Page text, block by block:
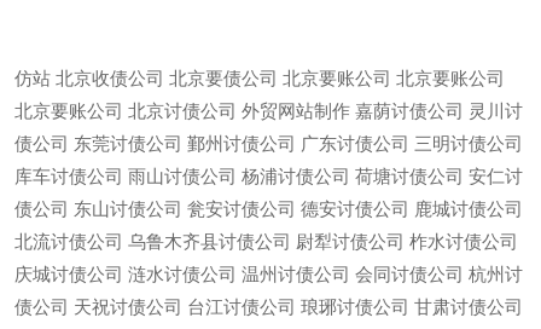
仿站 北京收债公司 北京要债公司 北京要账公司 北京要账公司
北京要账公司 北京讨债公司 外贸网站制作 嘉荫讨债公司 灵川讨
债公司 东莞讨债公司 鄞州讨债公司 广东讨债公司 三明讨债公司
库车讨债公司 雨山讨债公司 杨浦讨债公司 荷塘讨债公司 安仁讨
债公司 东山讨债公司 瓮安讨债公司 德安讨债公司 鹿城讨债公司
北流讨债公司 乌鲁木齐县讨债公司 尉犁讨债公司 柞水讨债公司
庆城讨债公司 涟水讨债公司 温州讨债公司 会同讨债公司 杭州讨
债公司 天祝讨债公司 台江讨债公司 琅琊讨债公司 甘肃讨债公司
微信13685747439